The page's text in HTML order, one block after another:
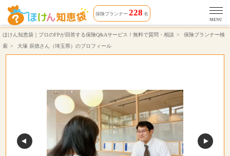
大塚 辰徳さん（対応エリア 埼玉県）相談できる保険プランナーのプロフィール | ほけん知恵袋
保険プランナー 228 名
MENU
ほけん知恵袋｜プロのFPが回答する保険Q&Aサービス！無料で質問・相談
保険プランナー検
索
大塚 辰徳さん（埼玉県）のプロフィール